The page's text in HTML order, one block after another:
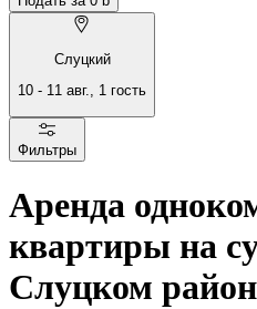
Слуцкий
10 - 11 авг., 1 гость
Фильтры
Аренда
квартиры на
Слуцком